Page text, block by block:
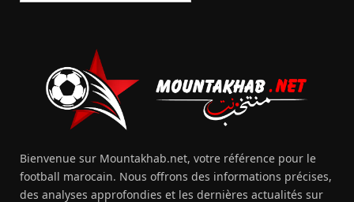
Bienvenue sur Mountakhab.net, votre référence pour le
football marocain. Nous offrons des informations précises,
des analyses approfondies et les dernières actualités sur